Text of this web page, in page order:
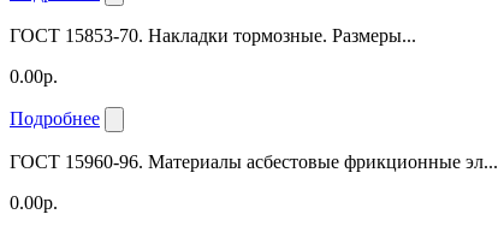
ГОСТ 15853-70. Накладки тормозные. Размеры...
0.00р.
Подробнее
ГОСТ 15960-96. Материалы асбестовые фрикционные эл...
0.00р.